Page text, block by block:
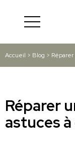
Accueil > Blog >
Réparer
astuces